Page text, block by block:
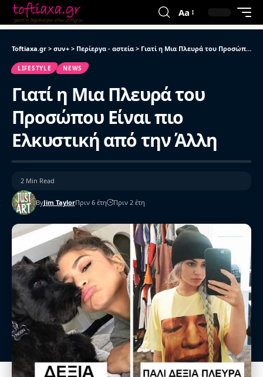
Aa
Toftiaxa.gr > συν+ > Περίεργα - αστεία > Γιατί η Μια Πλευρά του Προσώπου Είναι πιο Ελκυστική από την Άλλη
LIFESTYLE NEWS
Γιατί η Μια Πλευρά του
Προσώπου Είναι πιο
Ελκυστική από την Άλλη
ByJim TaylorΠριν 6 έτη Πριν 2 έτη
2 Min Read